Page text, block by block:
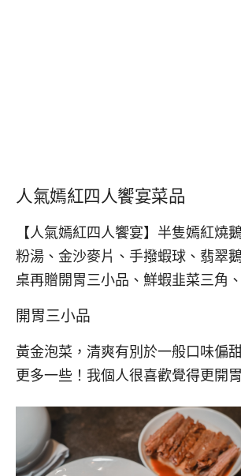
人氣嫣紅四人饗宴菜品
【人氣嫣紅四人饗宴】半隻嫣紅燒
粉湯、金沙麥片、手撥蝦球、翡翠
桌再贈開胃三小品、鮮蝦韭菜三角
開胃三小品
黃金泡菜，清爽有別於一般口味偏
更多一些！我個人很喜歡覺得更開